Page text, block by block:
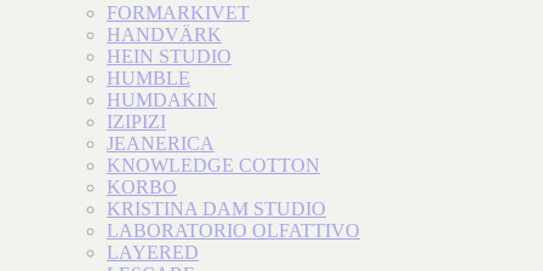
FORMARKIVET
HANDVÄRK
HEIN STUDIO
HUMBLE
HUMDAKIN
IZIPIZI
JEANERICA
KNOWLEDGE COTTON
KORBO
KRISTINA DAM STUDIO
LABORATORIO OLFATTIVO
LAYERED